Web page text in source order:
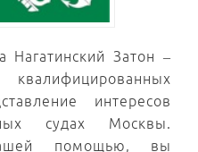
Нагатинский Затон –
интересов
судах Москвы.
помощью, вы